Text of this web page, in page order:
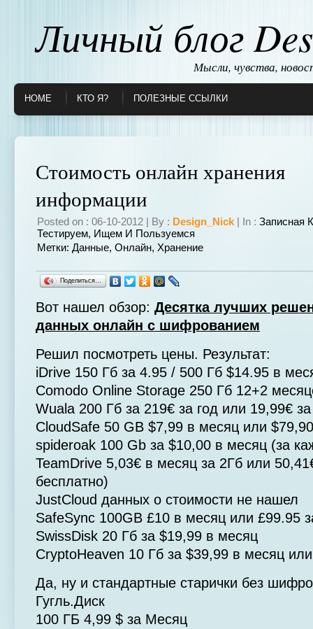
Личный блог
Мысли, чувства,
HOME КТО Я? ПОЛЕЗНЫЕ ССЫЛКИ
Стоимость онлайн хранения
информации
Posted on : 06-10-2012 | By : Design_Nick | In : Записная
Тестируем, Ищем И Пользуемся
Метки: Данные, Онлайн, Хранение
Поделиться…
Вот нашел обзор: Десятка лучших
данных онлайн с шифрованием
Решил посмотреть цены. Результат:
iDrive 150 Гб за 4.95 / 500 Гб $14.95 в
Comodo Online Storage 250 Гб 12+2
Wuala 200 Гб за 219€ за год или 19,99€
CloudSafe 50 GB $7,99 в месяц или $79,90
spideroak 100 Gb за $10,00 в месяц (за
TeamDrive 5,03€ в месяц за 2Гб или
бесплатно)
JustCloud данных о стоимости не нашел
SafeSync 100GB £10 в месяц или £99.95
SwissDisk 20 Гб за $19,99 в месяц
CryptoHeaven 10 Гб за $39,99 в месяц
Да, ну и стандартные старички без
Гугль.Диск
100 ГБ 4,99 $ за Месяц